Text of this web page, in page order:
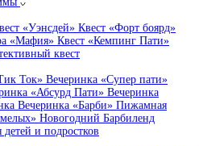
«Уэнсдей» Квест «Форт боярд»
«Мафия» Квест «Кемпинг Пати»
квест
Ток» Вечеринка «Супер пати»
«Абсурд Пати» Вечеринка
Вечеринка «Барби» Пижамная
Новогодний Барбиленд
детей и подростков